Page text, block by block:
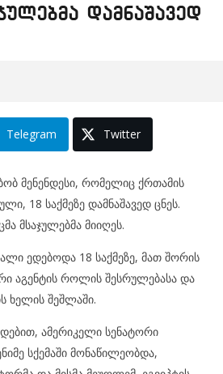
დამნაშავედ
Telegram Twitter
მენენდესი, რომელიც ქრთამის
18 საქმეზე დამნაშავედ ცნეს.
მსაჯულებმა მიიღეს.
ედებოდა 18 საქმეზე, მათ შორის
აგენტის როლის შესრულებასა და
ხელის შეშლაში.
ამერიკელი სენატორი
სქემაში მონაწილეობდა,